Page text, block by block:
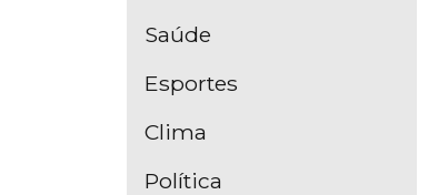
Saúde
Esportes
Clima
Política